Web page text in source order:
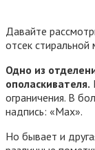
Давайте
отсек
Одно из
ополаскивателя.
ограничения. В
надпись: «Max».
Но бывает и